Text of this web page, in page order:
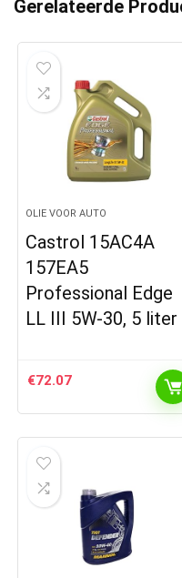
Gerelateerde
OLIE VOOR AUTO
Castrol 15AC4A
157EA5
Professional Edge
LL III 5W-30, 5 liter
€72.07